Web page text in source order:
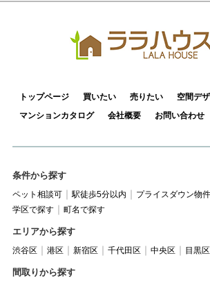
トップページ 買いたい 売りたい
空間デ
マンションカタログ
会社概要 お問い合わせ
条件から探す
ペット相談可 駅徒歩5分以内 プライスダウン物件
学区で探す
町名で探す
エリアから探す
渋谷区 港区 新宿区 千代田区 中央区 目黒区
間取りから探す